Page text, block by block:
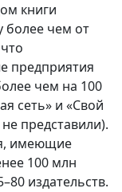
книги
более чем от
предприятия
чем на 100
сеть» и «Свой
представили).
имеющие
100 млн
издательств.